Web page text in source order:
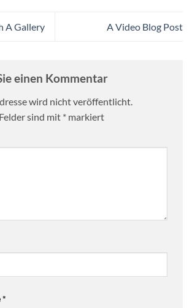
A Gallery A Video Blog Post
einen Kommentar
wird nicht veröffentlicht.
sind mit * markiert
*